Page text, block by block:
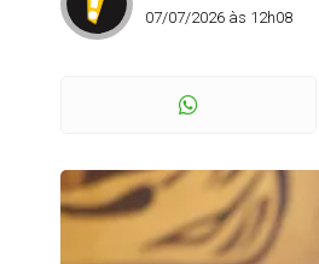
07/07/2026 às 12h08